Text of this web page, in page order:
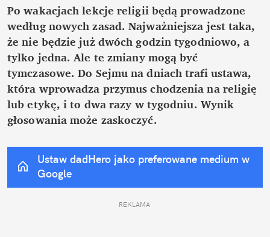
Po wakacjach lekcje religii będą prowadzone
według nowych zasad. Najważniejsza jest taka,
że nie będzie już dwóch godzin tygodniowo, a
tylko jedna. Ale te zmiany mogą być
tymczasowe. Do Sejmu na dniach trafi ustawa,
która wprowadza przymus chodzenia na religię
lub etykę, i to dwa razy w tygodniu. Wynik
głosowania może zaskoczyć.
Ustaw dadHero jako preferowane medium w
Google
REKLAMA